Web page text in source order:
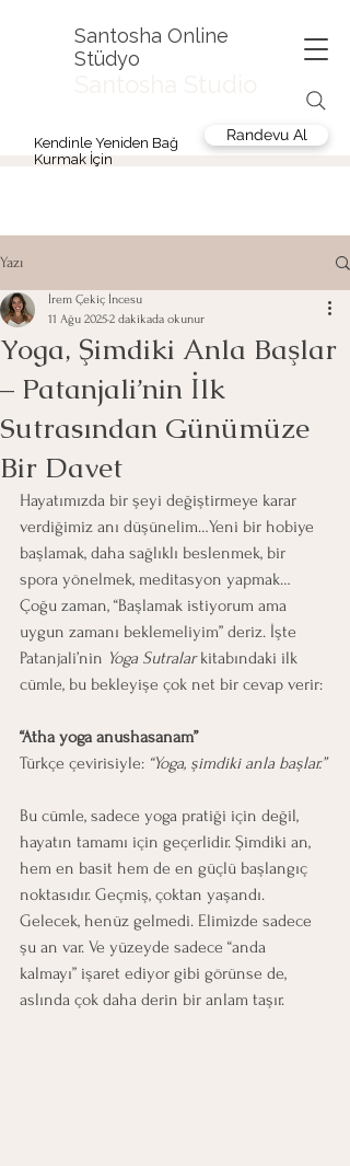
Santosha Online
Stüdyo
Kendinle Yeniden Bağ
Kurmak İçin
Randevu Al
Yazı
Yoga, Şimdiki Anla Başlar
– Patanjali’nin İlk
Sutrasından Günümüze
Bir Davet
İrem Çekiç İncesu
11 Ağu 20252 dakikada okunur
Hayatımızda bir şeyi değiştirmeye karar
verdiğimiz anı düşünelim…Yeni bir hobiye
başlamak, daha sağlıklı beslenmek, bir
spora yönelmek, meditasyon yapmak…
Çoğu zaman, “Başlamak istiyorum ama
uygun zamanı beklemeliyim” deriz. İşte
Patanjali’nin Yoga Sutralar kitabındaki ilk
cümle, bu bekleyişe çok net bir cevap verir:
“Atha yoga anushasanam”
Türkçe çevirisiyle: “Yoga, şimdiki anla başlar.”
Bu cümle, sadece yoga pratiği için değil,
hayatın tamamı için geçerlidir. Şimdiki an,
hem en basit hem de en güçlü başlangıç
noktasıdır. Geçmiş, çoktan yaşandı.
Gelecek, henüz gelmedi. Elimizde sadece
şu an var. Ve yüzeyde sadece “anda
kalmayı” işaret ediyor gibi görünse de,
aslında çok daha derin bir anlam taşır.